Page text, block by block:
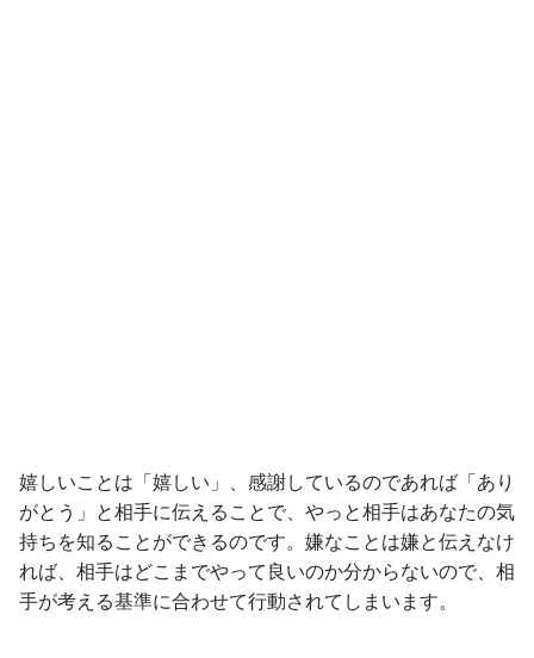
嬉しいことは「嬉しい」、感謝しているのであれば「あり
がとう」と相手に伝えることで、やっと相手はあなたの気
持ちを知ることができるのです。嫌なことは嫌と伝えなけ
れば、相手はどこまでやって良いのか分からないので、相
手が考える基準に合わせて行動されてしまいます。